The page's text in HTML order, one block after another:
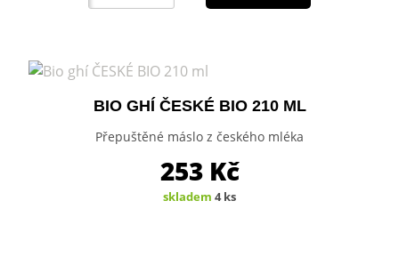
BIO GHÍ ČESKÉ BIO 210 ML
Přepuštěné máslo z českého mléka
253 Kč
skladem 4 ks